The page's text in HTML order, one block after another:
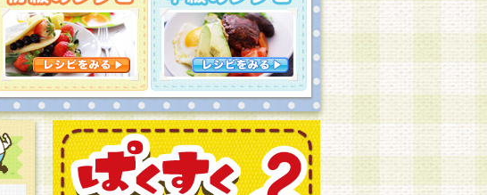
、お父さんへ日頃の感謝をこめ
ました。たくさんの投稿、ありが
お楽しみに！